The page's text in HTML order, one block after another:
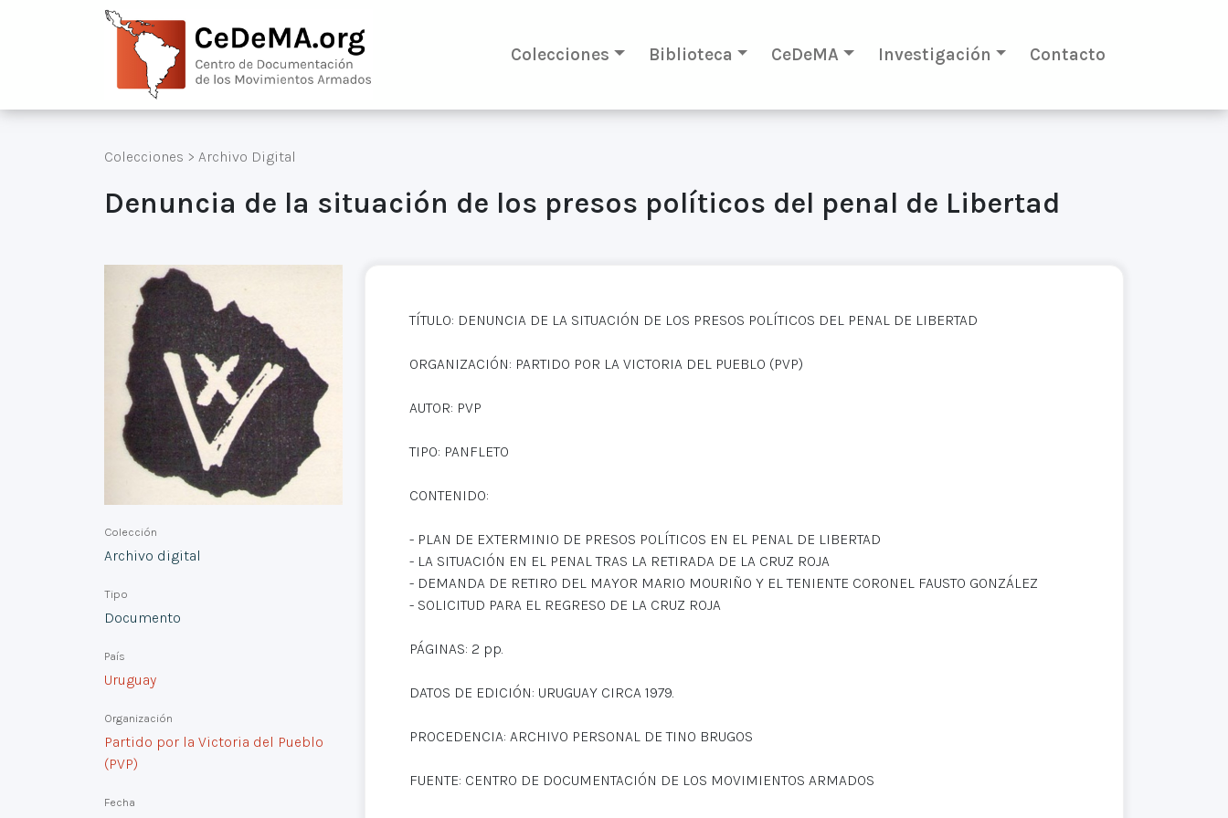
Colecciones Biblioteca CeDeMA Investigación Contacto
Colecciones > Archivo Digital
Denuncia de la situación de los presos políticos del penal de Libertad
Colección
Archivo digital
Tipo
Documento
País
Uruguay
Organización
Partido por la Victoria del Pueblo
(PVP)
Fecha
TÍTULO: DENUNCIA DE LA SITUACIÓN DE LOS PRESOS POLÍTICOS DEL PENAL DE LIBERTAD
ORGANIZACIÓN: PARTIDO POR LA VICTORIA DEL PUEBLO (PVP)
AUTOR: PVP
TIPO: PANFLETO
CONTENIDO:
- PLAN DE EXTERMINIO DE PRESOS POLÍTICOS EN EL PENAL DE LIBERTAD
- LA SITUACIÓN EN EL PENAL TRAS LA RETIRADA DE LA CRUZ ROJA
- DEMANDA DE RETIRO DEL MAYOR MARIO MOURIÑO Y EL TENIENTE CORONEL FAUSTO GONZÁLEZ
- SOLICITUD PARA EL REGRESO DE LA CRUZ ROJA
PÁGINAS: 2 pp.
DATOS DE EDICIÓN: URUGUAY CIRCA 1979.
PROCEDENCIA: ARCHIVO PERSONAL DE TINO BRUGOS
FUENTE: CENTRO DE DOCUMENTACIÓN DE LOS MOVIMIENTOS ARMADOS